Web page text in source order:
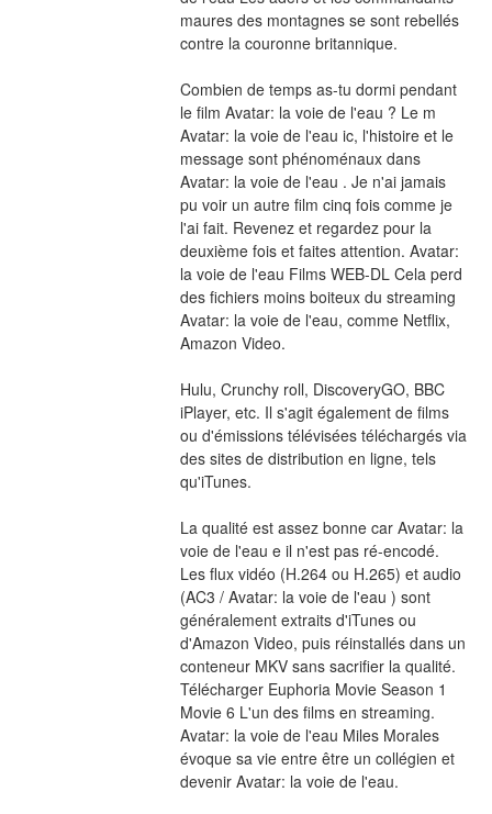
maures des montagnes se sont rebellés
contre la couronne britannique.
Combien de temps as-tu dormi pendant
le film Avatar: la voie de l'eau ? Le m
Avatar: la voie de l'eau ic, l'histoire et le
message sont phénoménaux dans
Avatar: la voie de l'eau . Je n'ai jamais
pu voir un autre film cinq fois comme je
l'ai fait. Revenez et regardez pour la
deuxième fois et faites attention. Avatar:
la voie de l'eau Films WEB-DL Cela perd
des fichiers moins boiteux du streaming
Avatar: la voie de l'eau, comme Netflix,
Amazon Video.
Hulu, Crunchy roll, DiscoveryGO, BBC
iPlayer, etc. Il s'agit également de films
ou d'émissions télévisées téléchargés via
des sites de distribution en ligne, tels
qu'iTunes.
La qualité est assez bonne car Avatar: la
voie de l'eau e il n'est pas ré-encodé.
Les flux vidéo (H.264 ou H.265) et audio
(AC3 / Avatar: la voie de l'eau ) sont
généralement extraits d'iTunes ou
d'Amazon Video, puis réinstallés dans un
conteneur MKV sans sacrifier la qualité.
Télécharger Euphoria Movie Season 1
Movie 6 L'un des films en streaming.
Avatar: la voie de l'eau Miles Morales
évoque sa vie entre être un collégien et
devenir Avatar: la voie de l'eau.